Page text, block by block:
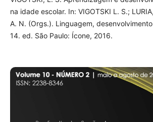
na idade escolar. In: VIGOTSKI L. S.;
A. N. (Orgs.). Linguagem,
14. ed. São Paulo: Ícone, 2016.